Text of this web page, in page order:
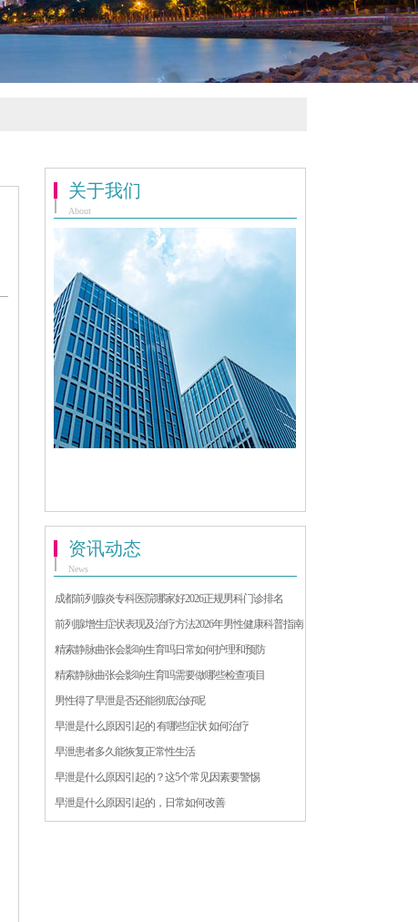
关于我们
About
资讯动态
News
成都前列腺炎专科医院哪家好2026正规男科门诊排名
前列腺增生症状表现及治疗方法2026年男性健康科普指南
精索静脉曲张会影响生育吗日常如何护理和预防
精索静脉曲张会影响生育吗需要做哪些检查项目
男性得了早泄是否还能彻底治好呢
早泄是什么原因引起的 有哪些症状 如何治疗
早泄患者多久能恢复正常性生活
早泄是什么原因引起的？这5个常见因素要警惕
早泄是什么原因引起的，日常如何改善